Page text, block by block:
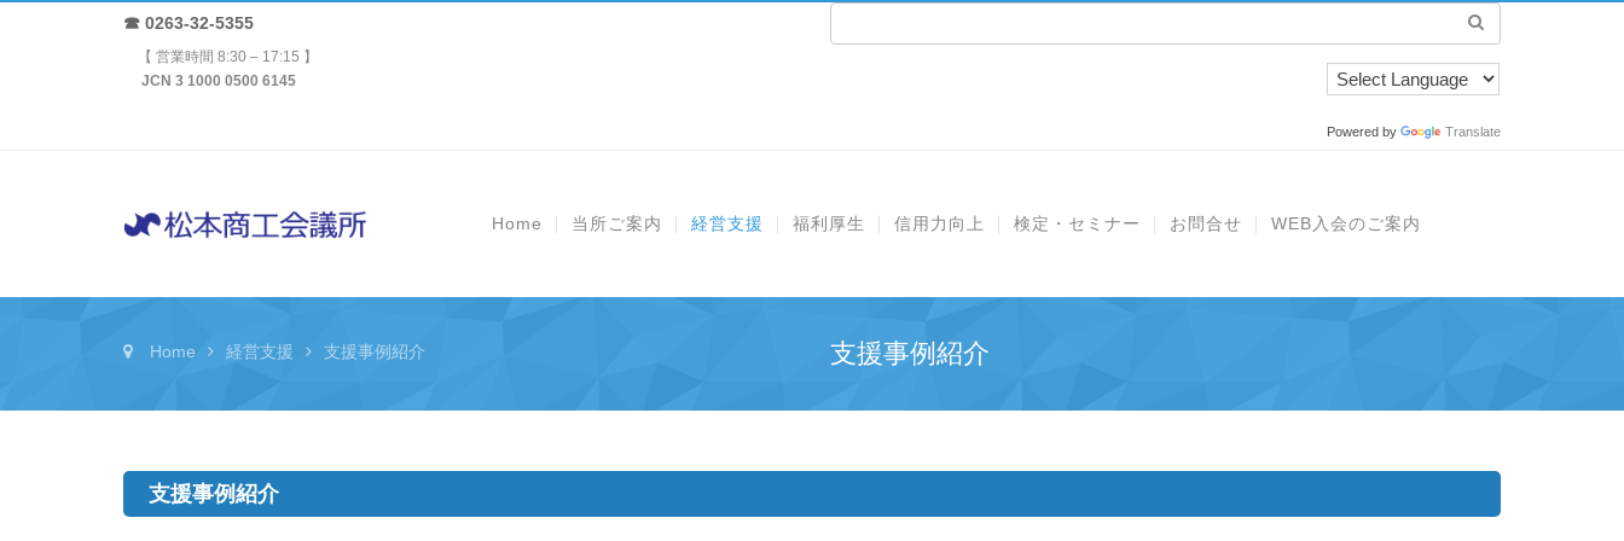
☎ 0263-32-5355
【 営業時間 8:30 – 17:15 】
JCN 3 1000 0500 6145
Powered by Translate
Home 当所ご案内 経営支援 福利厚生 信用力向上 検定・セミナー お問合せ WEB入会のご案内
Home 経営支援 支援事例紹介 支援事例紹介
支援事例紹介